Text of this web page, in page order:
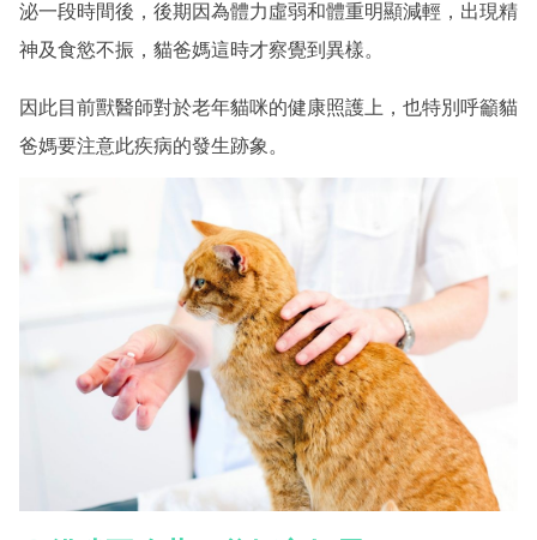
泌一段時間後，後期因為體力虛弱和體重明顯減輕，出現精
神及食慾不振，貓爸媽這時才察覺到異樣。
因此目前獸醫師對於老年貓咪的健康照護上，也特別呼籲貓
爸媽要注意此疾病的發生跡象。